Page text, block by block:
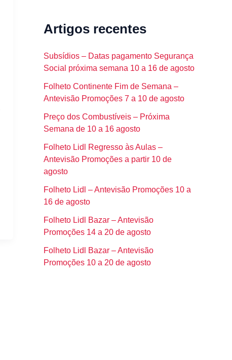
Artigos recentes
Subsídios – Datas pagamento Segurança
Social próxima semana 10 a 16 de agosto
Folheto Continente Fim de Semana –
Antevisão Promoções 7 a 10 de agosto
Preço dos Combustíveis – Próxima
Semana de 10 a 16 agosto
Folheto Lidl Regresso às Aulas –
Antevisão Promoções a partir 10 de
agosto
Folheto Lidl – Antevisão Promoções 10 a
16 de agosto
Folheto Lidl Bazar – Antevisão
Promoções 14 a 20 de agosto
Folheto Lidl Bazar – Antevisão
Promoções 10 a 20 de agosto